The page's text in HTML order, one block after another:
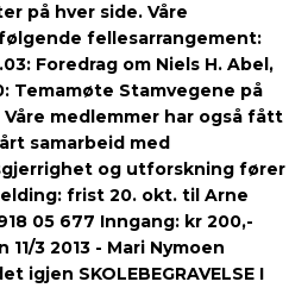
på hver side. Våre
fellesarrangement:
Foredrag om Niels H. Abel,
Temamøte Stamvegene på
medlemmer har også fått
samarbeid med
og utforskning fører
frist 20. okt. til Arne
05 677 Inngang: kr 200,-
3 2013 - Mari Nymoen
SKOLEBEGRAVELSE I